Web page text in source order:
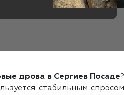
дрова в Сергиев Посаде?
стабильным спросом